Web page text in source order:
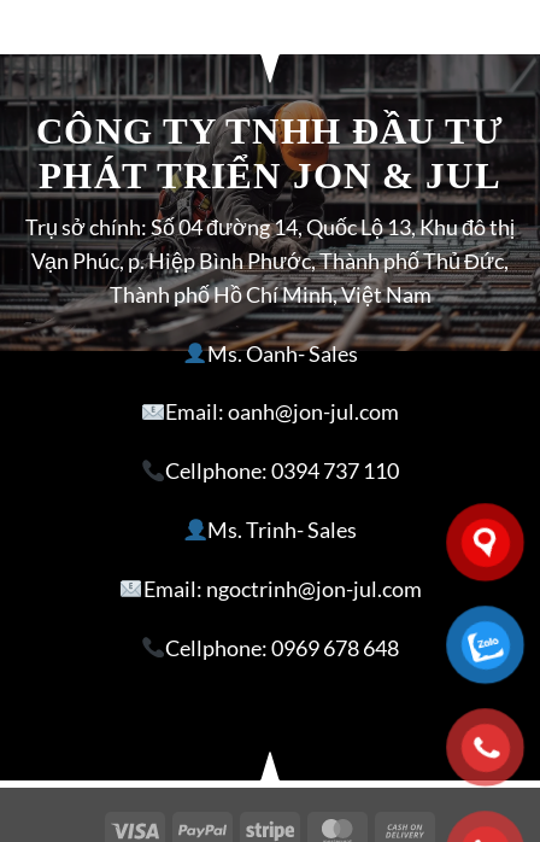
CÔNG TY TNHH ĐẦU TƯ
PHÁT TRIỂN JON & JUL
Trụ sở chính: Số 04 đường 14, Quốc Lộ 13, Khu đô thị
Vạn Phúc, p. Hiệp Bình Phước, Thành phố Thủ Đức,
Thành phố Hồ Chí Minh, Việt Nam
Ms. Oanh- Sales
Email: oanh@jon-jul.com
Cellphone:0394 737 110
Ms. Trinh- Sales
Email: ngoctrinh@jon-jul.com
Cellphone:0969 678 648
Visa PayPal Stripe MasterCardCash